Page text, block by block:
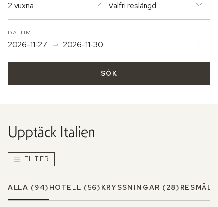
Valfri reslängd
DATUM
2026-11-27 2026-11-30
2 vuxna
SÖK
Upptäck Italien
FILTER
ALLA (94) HOTELL (56) KRYSSNINGAR (28) RESMÅL